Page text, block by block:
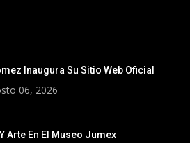
Inaugura Su Sitio Web Oficial
06, 2026
Arte En El Museo Jumex